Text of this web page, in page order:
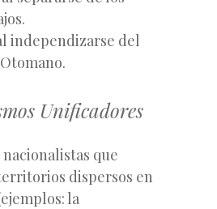
independizarse del
Unificadores
que
dispersos en
la